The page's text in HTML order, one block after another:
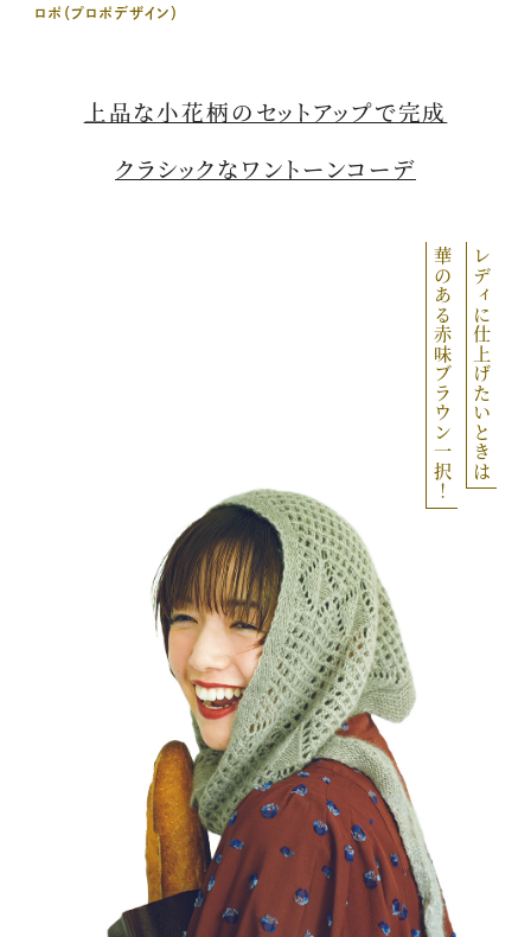
ロポ（プロポデザイン）
上品な小花柄のセットアップで完成
クラシックなワントーンコーデ
レディに仕上げたいときは
華のある赤味ブラウン一択！